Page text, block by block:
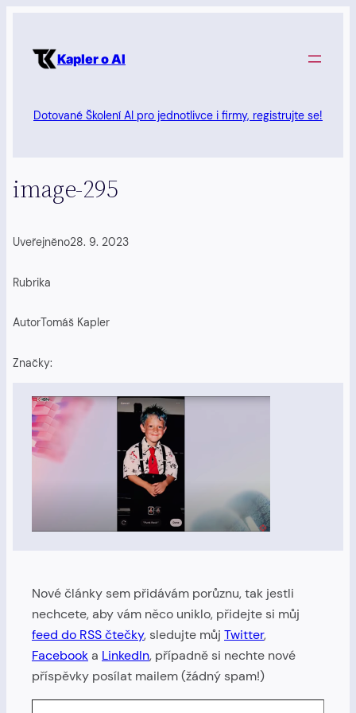
obsah Kapler o AI
Dotované Školení AI pro jednotlivce i firmy, registrujte se!
image-295
Uveřejněno28. 9. 2023
Rubrika
AutorTomáš Kapler
Značky:
Nové články sem přidávám porůznu, tak jestli
nechcete, aby vám něco uniklo, přidejte si můj
feed do RSS čtečky, sledujte můj Twitter,
Facebooka LinkedIn, případně si nechte nové
příspěvky posílat mailem (žádný spam!)
Zadejte svůj e-mail…